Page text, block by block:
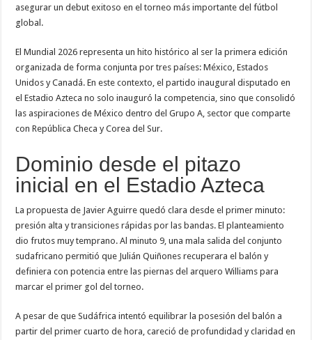
asegurar un debut exitoso en el torneo más importante del fútbol
global.
El Mundial 2026 representa un hito histórico al ser la primera edición
organizada de forma conjunta por tres países: México, Estados
Unidos y Canadá. En este contexto, el partido inaugural disputado en
el Estadio Azteca no solo inauguró la competencia, sino que consolidó
las aspiraciones de México dentro del Grupo A, sector que comparte
con República Checa y Corea del Sur.
Dominio desde el pitazo
inicial en el Estadio Azteca
La propuesta de Javier Aguirre quedó clara desde el primer minuto:
presión alta y transiciones rápidas por las bandas. El planteamiento
dio frutos muy temprano. Al minuto 9, una mala salida del conjunto
sudafricano permitió que Julián Quiñones recuperara el balón y
definiera con potencia entre las piernas del arquero Williams para
marcar el primer gol del torneo.
A pesar de que Sudáfrica intentó equilibrar la posesión del balón a
partir del primer cuarto de hora, careció de profundidad y claridad en